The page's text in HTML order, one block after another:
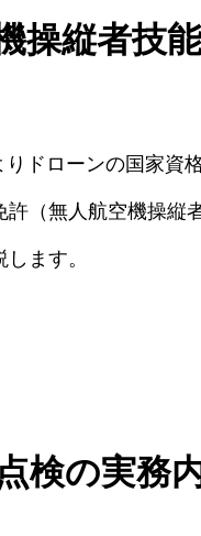
操縦者技
ドローンの国家資
許（無人航空機操縦
ます。
検の実務